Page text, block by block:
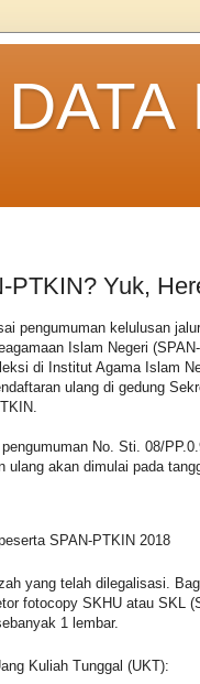
PTKIN? Yuk,
pengumuman kelulusan
Islam Negeri
di Institut Agama Islam
ulang di gedung
No. Sti. 08/
ulang akan dimulai pada
SPAN-PTKIN 2018
yang telah dilegalisasi.
fotocopy SKHU atau SKL
1 lembar.
Kuliah Tunggal (UKT):